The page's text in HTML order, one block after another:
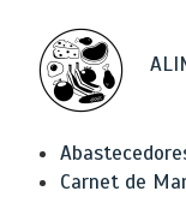
Carnet de